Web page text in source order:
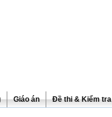
Giáo án Đề thi & Kiểm tra